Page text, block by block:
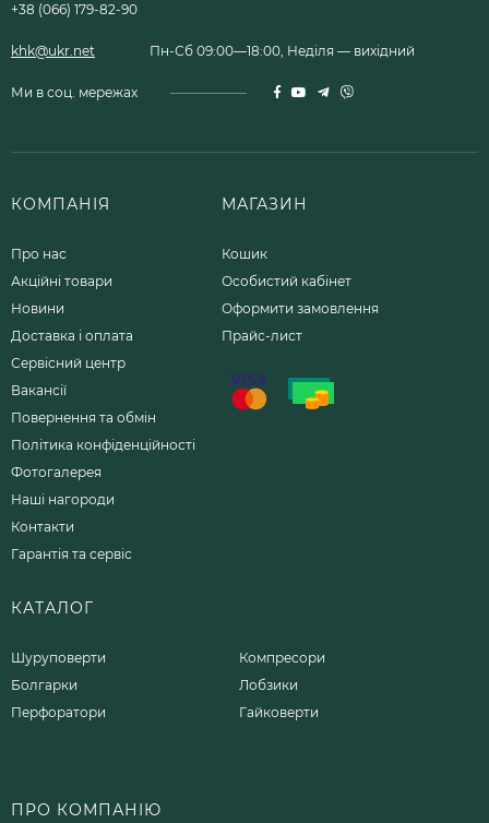
+38 (066) 179-82-90
khk@ukr.net Пн-Сб 09:00—18:00, Неділя — вихідний
Ми в соц. мережах
КОМПАНІЯ
Про нас
Акційні товари
Новини
Доставка і оплата
Сервісний центр
Вакансії
Повернення та обмін
Політика конфіденційності
Фотогалерея
Наші нагороди
Контакти
Гарантія та сервіс
МАГАЗИН
Кошик
Особистий кабінет
Оформити замовлення
Прайс-лист
КАТАЛОГ
Шуруповерти
Болгарки
Перфоратори
Компресори
Лобзики
Гайковерти
ПРО КОМПАНІЮ